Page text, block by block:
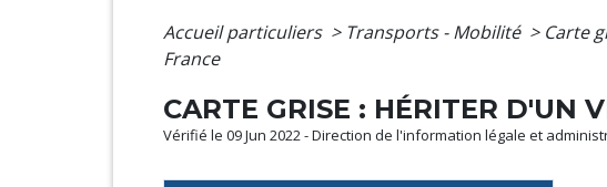
Accueil particuliers > Transports - Mobilité > Carte
France
CARTE GRISE : HÉRITER D'UN
Vérifié le 09 Jun 2022 - Direction de l'information légale et